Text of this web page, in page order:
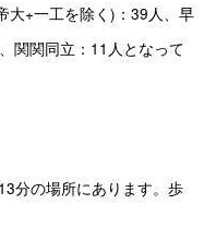
大+一工を除く)：39人、早
関関同立：11人となって
分の場所にあります。歩